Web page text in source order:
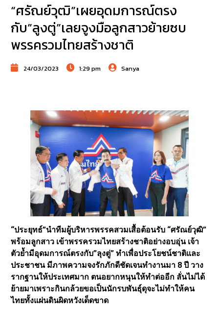
“ศรัณย์วุฒิ”เผยอุดมการณ์ตรง
กับ”ลูงตู่”เลยจูงมือลูกสาวย้ายซบ
พรรครวมไทยสร้างชาติ
24/03/2023 1:29 pm Sanya
“ประยุทธ์”นำทีมผู้บริหารพรรคสวมเสื้อต้อนรับ “ศรัณย์วุฒิ”
พร้อมลูกสาว เข้าพรรครวมไทยสร้างชาติอย่างอบอุ่น เจ้า
ตัวย้ำมีอุดมการณ์ตรงกับ”ลุงตู่” ทำเพื่อประโยชน์ชาติและ
ประชาชน มีภาพความจงรักภักดีชัดเจนทำงานมา 8 ปี วาง
รากฐานให้ประเทศมาก ตนอยากหนุนให้ทำต่ออีก ลั่นไม่ได้
ย้ายมาเพราะกินกล้วยขอเป็นนักรบพันธุ์ดุจะไม่ทำให้คน
ไทยทั้งแผ่นดินผิดหวังเด็ดขาด